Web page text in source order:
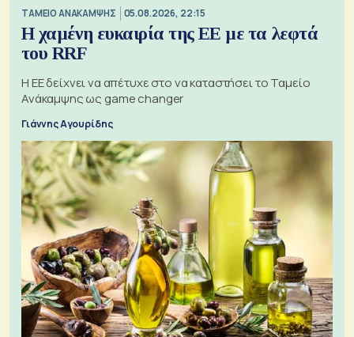
ΤΑΜΕΙΟ ΑΝΑΚΑΜΨΗΣ 05.08.2026, 22:15
Η χαμένη ευκαιρία της ΕΕ με τα λεφτά
του RRF
Η ΕΕ δείχνει να απέτυχε στο να καταστήσει το Ταμείο
Ανάκαμψης ως game changer
Γιάννης Αγουρίδης